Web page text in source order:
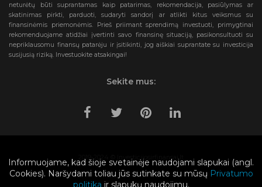
neturėtų būti suprantamas kaip patarimas, rekomendacija, pasiūlymas ar
skatinimas pirkti, parduoti, sudaryti sandorį ar atlikti kitus veiksmus su
finansinėmis priemonėmis. Prieš priimant sprendimą investuoti, primygtinai
rekomenduojame atidžiai įvertinti savo finansinę situaciją, pasikonsultuoti su
nepriklausomu finansų patarėju ir įsitikinti, jog aiškiai suprantate su investicija
susijusią riziką. Investuokite atsakingai!
Sekite mus:
2019-2024 © Investicijosirfinansai.lt
Informuojame, kad šioje svetainėje naudojami slapukai (angl.
Cookies). Naršydami toliau jūs sutinkate su mūsų Privatumo
politika ir slapukų naudojimu.